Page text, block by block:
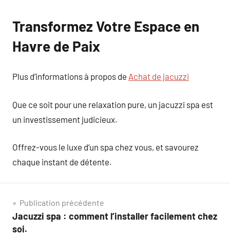
Transformez Votre Espace en
Havre de Paix
Plus d’informations à propos de Achat de jacuzzi
Que ce soit pour une relaxation pure, un jacuzzi spa est
un investissement judicieux.
Offrez-vous le luxe d’un spa chez vous, et savourez
chaque instant de détente.
Navigation
de
Publication précédente
Jacuzzi spa : comment l’installer facilement chez
soi.